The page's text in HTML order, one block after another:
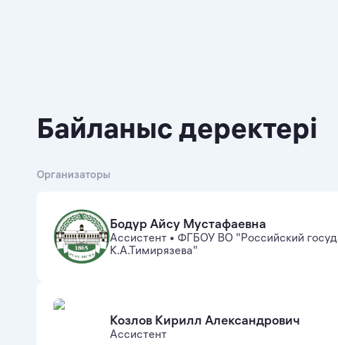
Байланыс деректері
Организаторы
Бодур Айсу Мустафаевна
Ассистент • ФГБОУ ВО "Российский
К.А.Тимирязева"
Козлов Кирилл Александрович
Ассистент